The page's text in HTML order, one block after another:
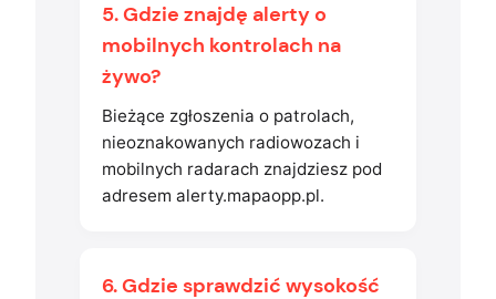
5. Gdzie znajdę alerty o
mobilnych kontrolach na
żywo?
Bieżące zgłoszenia o patrolach,
nieoznakowanych radiowozach i
mobilnych radarach znajdziesz pod
adresem alerty.mapaopp.pl.
6. Gdzie sprawdzić wysokość